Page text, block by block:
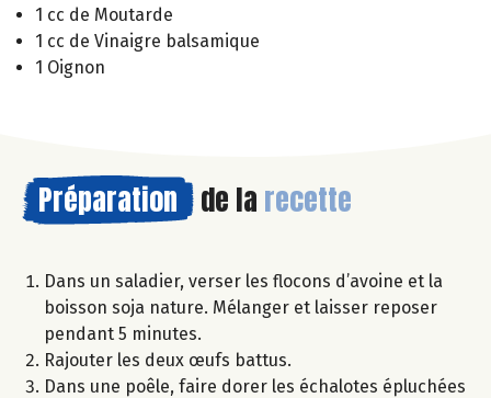
1 cc de Moutarde
1 cc de Vinaigre balsamique
1 Oignon
Préparation de la recette
Dans un saladier, verser les flocons d’avoine et la
boisson soja nature. Mélanger et laisser reposer
pendant 5 minutes.
Rajouter les deux œufs battus.
Dans une poêle, faire dorer les échalotes épluchées